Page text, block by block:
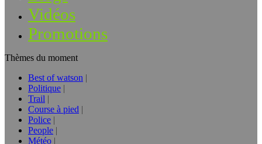
Vidéos
Promotions
Thèmes du moment
Best of watson
Politique
Trail
Course à pied
Police
People
Météo